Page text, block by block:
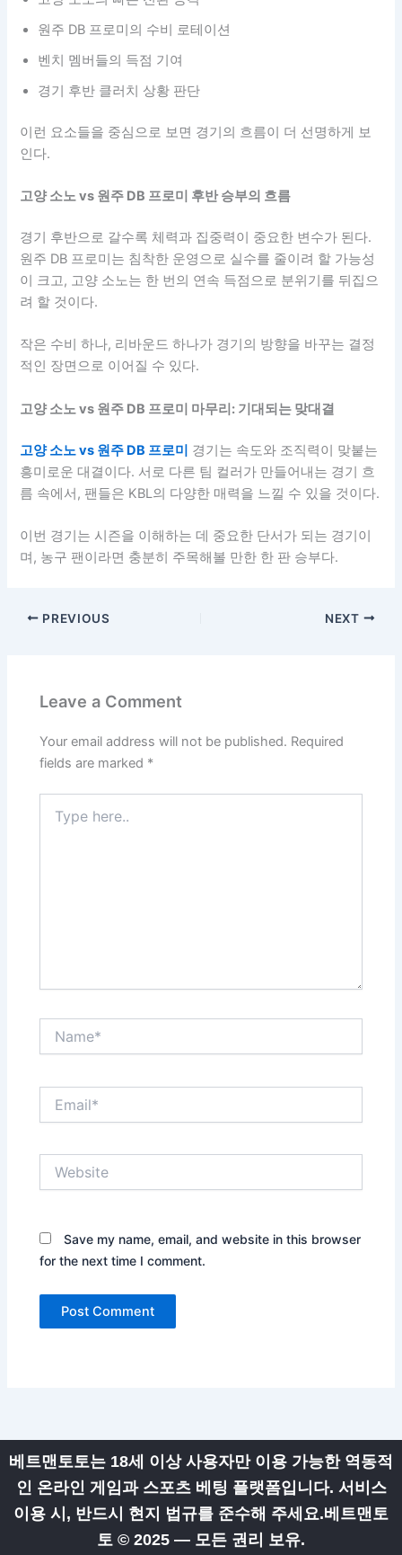
원주 DB 프로미의 수비 로테이션
벤치 멤버들의 득점 기여
경기 후반 클러치 상황 판단
이런 요소들을 중심으로 보면 경기의 흐름이 더 선명하게 보
인다.
고양 소노 vs 원주 DB 프로미 후반 승부의 흐름
경기 후반으로 갈수록 체력과 집중력이 중요한 변수가 된다.
원주 DB 프로미는 침착한 운영으로 실수를 줄이려 할 가능성
이 크고, 고양 소노는 한 번의 연속 득점으로 분위기를 뒤집으
려 할 것이다.
작은 수비 하나, 리바운드 하나가 경기의 방향을 바꾸는 결정
적인 장면으로 이어질 수 있다.
고양 소노 vs 원주 DB 프로미 마무리: 기대되는 맞대결
고양 소노 vs 원주 DB 프로미 경기는 속도와 조직력이 맞붙는
흥미로운 대결이다. 서로 다른 팀 컬러가 만들어내는 경기 흐
름 속에서, 팬들은 KBL의 다양한 매력을 느낄 수 있을 것이다.
이번 경기는 시즌을 이해하는 데 중요한 단서가 되는 경기이
며, 농구 팬이라면 충분히 주목해볼 만한 한 판 승부다.
PREVIOUS NEXT
Leave a Comment
Your email address will not be published. Required
fields are marked *
here..
Save my name, email, and website in this browser
for the next time I comment.
베트맨토토는 18세 이상 사용자만 이용 가능한 역동적
인 온라인 게임과 스포츠 베팅 플랫폼입니다. 서비스
이용 시, 반드시 현지 법규를 준수해 주세요.베트맨토
토 © 2025 — 모든 권리 보유.